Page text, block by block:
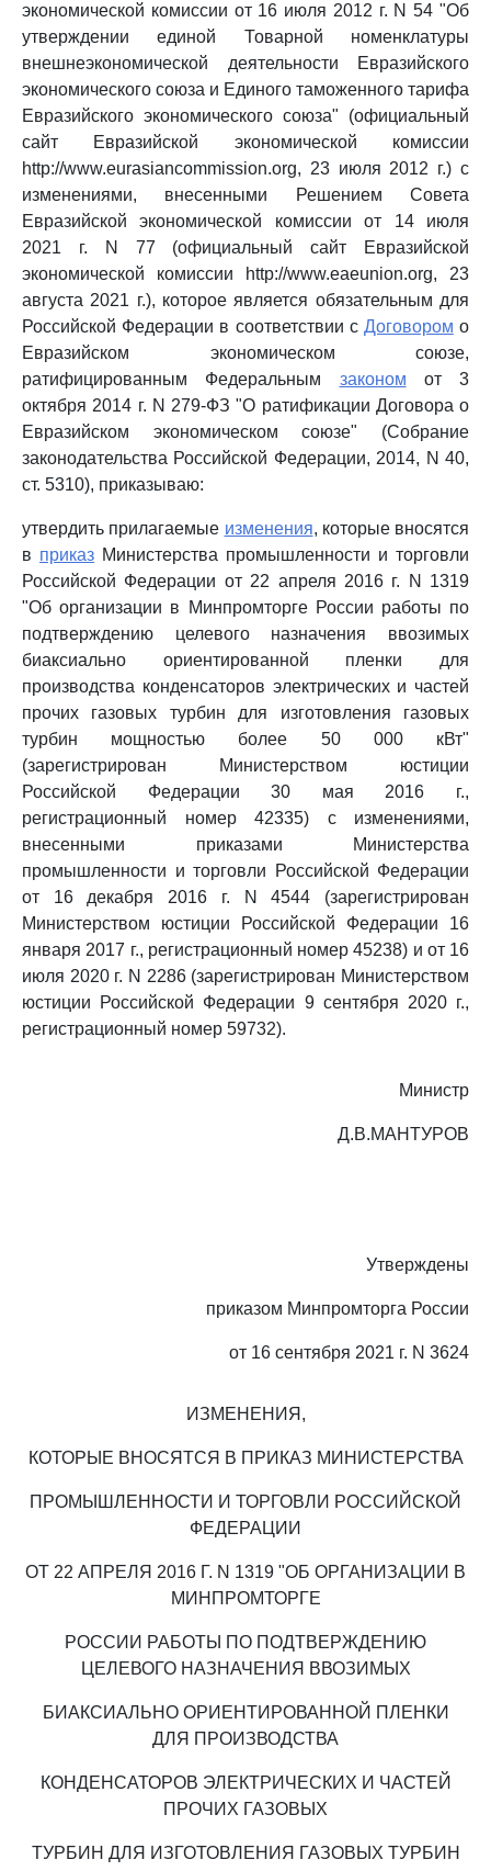
экономической комиссии от 16 июля 2012 г. N 54 "Об
утверждении единой Товарной номенклатуры
внешнеэкономической деятельности Евразийского
экономического союза и Единого таможенного тарифа
Евразийского экономического союза" (официальный
сайт Евразийской экономической комиссии
http://www.eurasiancommission.org, 23 июля 2012 г.) с
изменениями, внесенными Решением Совета
Евразийской экономической комиссии от 14 июля
2021 г. N 77 (официальный сайт Евразийской
экономической комиссии http://www.eaeunion.org, 23
августа 2021 г.), которое является обязательным для
Российской Федерации в соответствии с Договором о
Евразийском экономическом союзе,
ратифицированным Федеральным законом от 3
октября 2014 г. N 279-ФЗ "О ратификации Договора о
Евразийском экономическом союзе" (Собрание
законодательства Российской Федерации, 2014, N 40,
ст. 5310), приказываю:
утвердить прилагаемые изменения, которые вносятся
в приказ Министерства промышленности и торговли
Российской Федерации от 22 апреля 2016 г. N 1319
"Об организации в Минпромторге России работы по
подтверждению целевого назначения ввозимых
биаксиально ориентированной пленки для
производства конденсаторов электрических и частей
прочих газовых турбин для изготовления газовых
турбин мощностью более 50 000 кВт"
(зарегистрирован Министерством юстиции
Российской Федерации 30 мая 2016 г.,
регистрационный номер 42335) с изменениями,
внесенными приказами Министерства
промышленности и торговли Российской Федерации
от 16 декабря 2016 г. N 4544 (зарегистрирован
Министерством юстиции Российской Федерации 16
января 2017 г., регистрационный номер 45238) и от 16
июля 2020 г. N 2286 (зарегистрирован Министерством
юстиции Российской Федерации 9 сентября 2020 г.,
регистрационный номер 59732).
Министр
Д.В.МАНТУРОВ
Утверждены
приказом Минпромторга России
от 16 сентября 2021 г. N 3624
ИЗМЕНЕНИЯ,
КОТОРЫЕ ВНОСЯТСЯ В ПРИКАЗ МИНИСТЕРСТВА
ПРОМЫШЛЕННОСТИ И ТОРГОВЛИ РОССИЙСКОЙ
ФЕДЕРАЦИИ
ОТ 22 АПРЕЛЯ 2016 Г. N 1319 "ОБ ОРГАНИЗАЦИИ В
МИНПРОМТОРГЕ
РОССИИ РАБОТЫ ПО ПОДТВЕРЖДЕНИЮ
ЦЕЛЕВОГО НАЗНАЧЕНИЯ ВВОЗИМЫХ
БИАКСИАЛЬНО ОРИЕНТИРОВАННОЙ ПЛЕНКИ
ДЛЯ ПРОИЗВОДСТВА
КОНДЕНСАТОРОВ ЭЛЕКТРИЧЕСКИХ И ЧАСТЕЙ
ПРОЧИХ ГАЗОВЫХ
ТУРБИН ДЛЯ ИЗГОТОВЛЕНИЯ ГАЗОВЫХ ТУРБИН